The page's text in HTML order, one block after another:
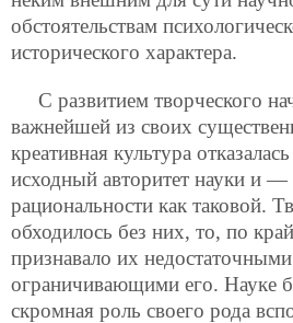
обстоятельствам
исторического характера.
С развитием творческого
важнейшей из своих
креативная культура
исходный авторитет науки и
рациональности как таковой.
обходилось без них, то, по
признавало их
ограничивающими его. Науке
скромная роль своего рода